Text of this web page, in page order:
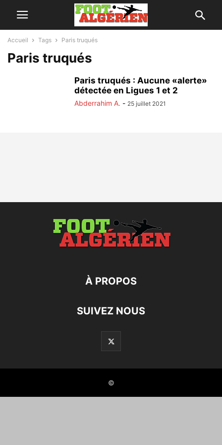
Accueil Tags Paris truqués
Paris truqués
Paris truqués : Aucune «alerte»
détectée en Ligues 1 et 2
Abderrahim A. - 25 juillet 2021
À PROPOS
SUIVEZ NOUS
©